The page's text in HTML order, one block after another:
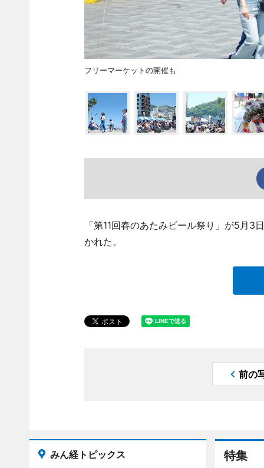
フリーマーケットの開催も
「第11回春のあたみビール祭り」が5月
かれた。
前の
特集
みん経トピックス